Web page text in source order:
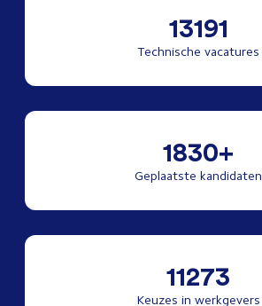
13191
Technische vacatures
1830+
Geplaatste kandidaten
11273
Keuzes in werkgevers